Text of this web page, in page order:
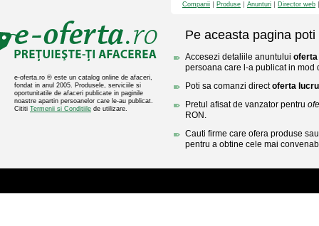
e-oferta.ro ® este un catalog online de afaceri,
fondat in anul 2005. Produsele, serviciile si
oportunitatile de afaceri publicate in paginile
noastre apartin persoanelor care le-au publicat.
Cititi Termenii si Conditiile de utilizare.
Companii Produse Anunturi Director web
Pe aceasta pagina poti
Accesezi detaliile anuntului
persoana care l-a publicat in mod
Poti sa comanzi directoferta lucru
Pretul afisat de vanzator pentru
RON.
Cauti firme care ofera produse
pentru a obtine cele mai